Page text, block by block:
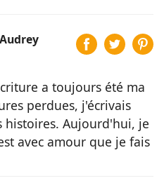
a toujours été ma
perdues, j'écrivais
histoires. Aujourd'hui, je
avec amour que je fais